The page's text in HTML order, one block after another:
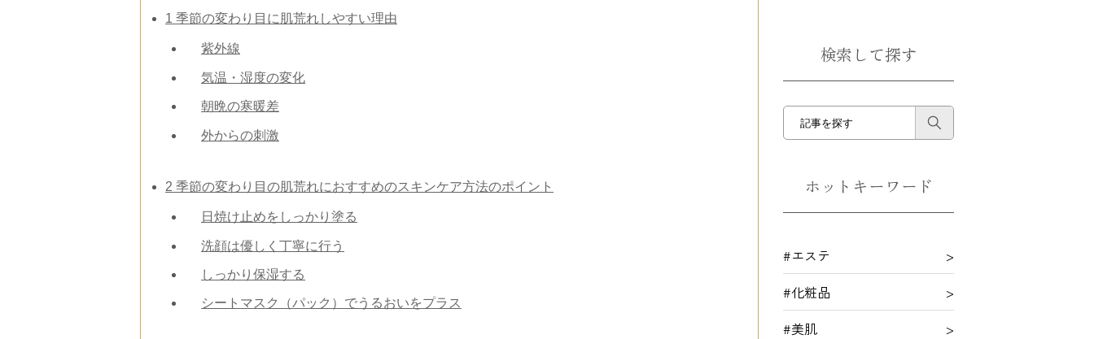
1 季節の変わり目に肌荒れしやすい理由
紫外線
気温・湿度の変化
朝晩の寒暖差
外からの刺激
2 季節の変わり目の肌荒れにおすすめのスキンケア方法のポイント
日焼け止めをしっかり塗る
洗顔は優しく丁寧に行う
しっかり保湿する
シートマスク（パック）でうるおいをプラス
検索して探す
ホットキーワード
#エステ
#化粧品
#美肌